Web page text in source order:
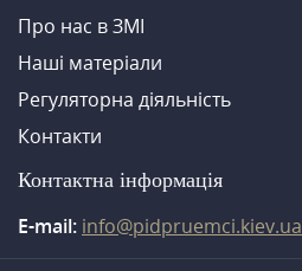
Про нас в ЗМI
Нашi матерiали
Регуляторна діяльність
Контакти
Контактна iнформацiя
E-mail: info@pidpruemci.kiev.ua